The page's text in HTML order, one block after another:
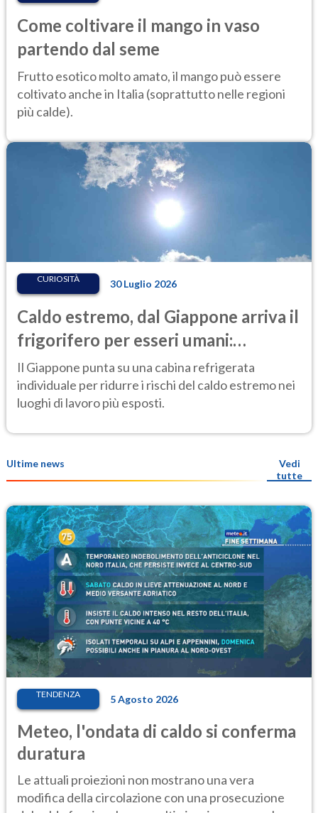
Come coltivare il mango in vaso
partendo dal seme
Frutto esotico molto amato, il mango può essere
coltivato anche in Italia (soprattutto nelle regioni
più calde).
CURIOSITÀ 30 Luglio 2026
Caldo estremo, dal Giappone arriva il
frigorifero per esseri umani:
l'invenzione anti-afa che fa
discutere
Il Giappone punta su una cabina refrigerata
individuale per ridurre i rischi del caldo estremo nei
luoghi di lavoro più esposti.
Ultime news
Vedi
tutte
TENDENZA 5 Agosto 2026
Meteo, l'ondata di caldo si conferma
duratura
Le attuali proiezioni non mostrano una vera
modifica della circolazione con una prosecuzione